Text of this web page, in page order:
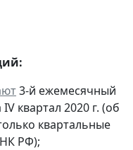
3-й ежемесячный
квартал 2020 г. (об
квартальные
НК РФ);